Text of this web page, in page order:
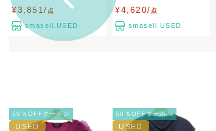
¥3,851/ 点
smasell.USED
¥4,620/ 点
smasell.USED
50％OFFクーポン 50％OFFクーポン